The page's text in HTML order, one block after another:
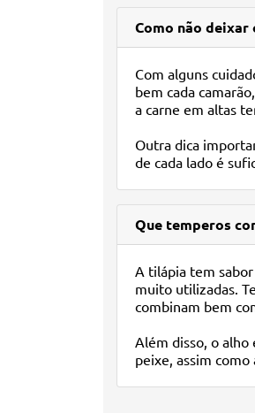
Como não deixar
Com alguns
bem cada
a carne em altas
Outra dica
de cada lado é
Que temperos
A tilápia tem
muito utilizadas.
combinam bem
Além disso, o alho
peixe, assim